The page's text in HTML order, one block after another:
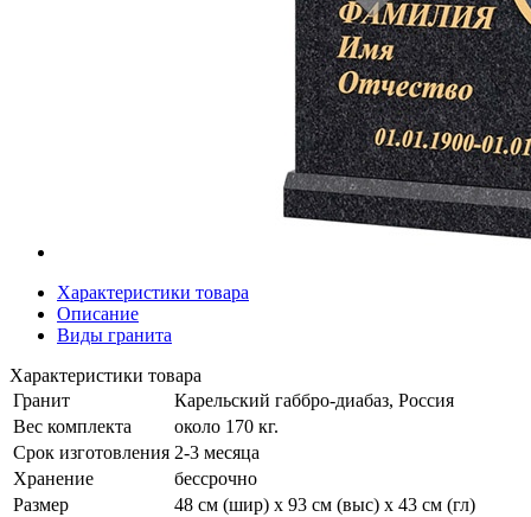
Характеристики товара
Описание
Виды гранита
Характеристики товара
Гранит
Карельский габбро-диабаз, Россия
Вес комплекта
около 170 кг.
Срок изготовления 2-3 месяца
Хранение
бессрочно
Размер
48 см (шир) х 93 см (выс) х 43 см (гл)